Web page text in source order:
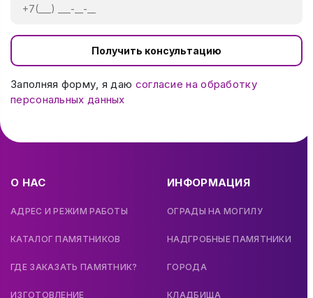
Получить консультацию
Заполняя форму, я даю согласие на обработку
персональных данных
О НАС
АДРЕС И РЕЖИМ РАБОТЫ
КАТАЛОГ ПАМЯТНИКОВ
ГДЕ ЗАКАЗАТЬ ПАМЯТНИК?
ИЗГОТОВЛЕНИЕ
ИНФОРМАЦИЯ
ОГРАДЫ НА МОГИЛУ
НАДГРОБНЫЕ ПАМЯТНИКИ
ГОРОДА
КЛАДБИЩА